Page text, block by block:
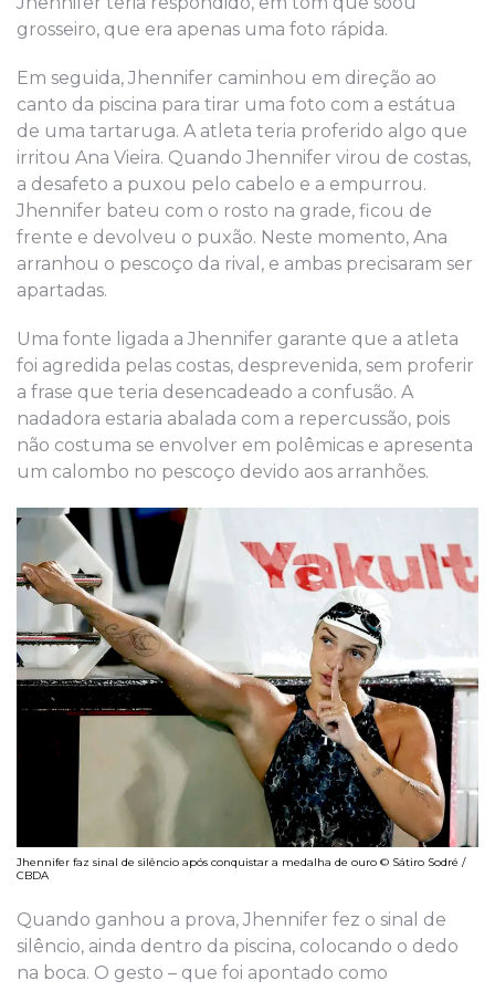
grosseiro, que era apenas uma foto rápida.
Em seguida, Jhennifer caminhou em direção ao
canto da piscina para tirar uma foto com a estátua
de uma tartaruga. A atleta teria proferido algo que
irritou Ana Vieira. Quando Jhennifer virou de costas,
a desafeto a puxou pelo cabelo e a empurrou.
Jhennifer bateu com o rosto na grade, ficou de
frente e devolveu o puxão. Neste momento, Ana
arranhou o pescoço da rival, e ambas precisaram ser
apartadas.
Uma fonte ligada a Jhennifer garante que a atleta
foi agredida pelas costas, desprevenida, sem proferir
a frase que teria desencadeado a confusão. A
nadadora estaria abalada com a repercussão, pois
não costuma se envolver em polêmicas e apresenta
um calombo no pescoço devido aos arranhões.
Jhennifer faz sinal de silêncio após conquistar a medalha de ouro © Sátiro Sodré /
CBDA
Quando ganhou a prova, Jhennifer fez o sinal de
silêncio, ainda dentro da piscina, colocando o dedo
na boca. O gesto – que foi apontado como